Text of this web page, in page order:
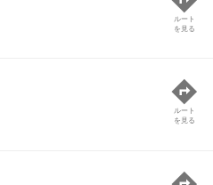
ルート
を見る
ルート
を見る